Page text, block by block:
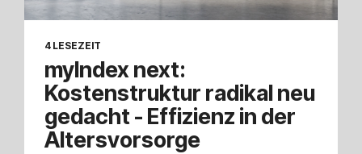
4 LESEZEIT
myIndex next:
Kostenstruktur radikal neu
gedacht - Effizienz in der
Altersvorsorge